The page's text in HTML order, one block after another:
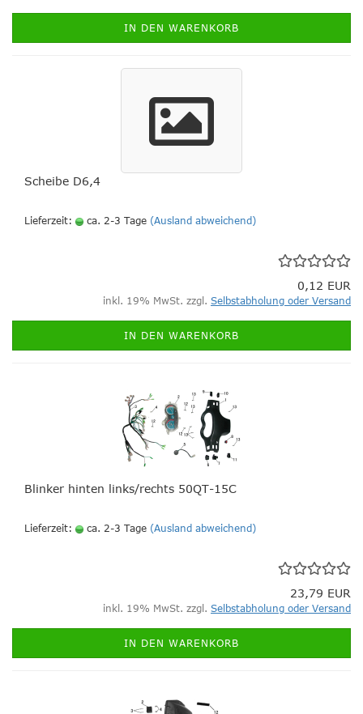
IN DEN WARENKORB
Scheibe D6,4
Lieferzeit: ca. 2-3 Tage (Ausland abweichend)
0,12 EUR
inkl. 19% MwSt. zzgl. Selbstabholung oder Versand
IN DEN WARENKORB
Blinker hinten links/rechts 50QT-15C
Lieferzeit: ca. 2-3 Tage (Ausland abweichend)
23,79 EUR
inkl. 19% MwSt. zzgl. Selbstabholung oder Versand
IN DEN WARENKORB